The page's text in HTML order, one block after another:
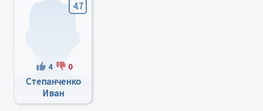
4.7
4 0
Степанченко
Иван
Иванович